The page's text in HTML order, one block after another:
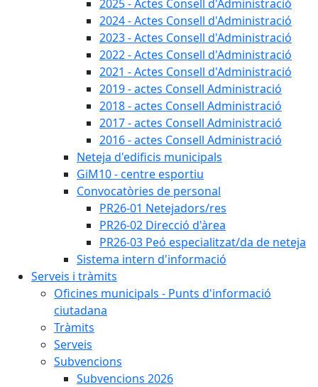
2025 - Actes Consell d'Administració
2024 - Actes Consell d'Administració
2023 - Actes Consell d'Administració
2022 - Actes Consell d'Administració
2021 - Actes Consell d'Administració
2019 - actes Consell Administració
2018 - actes Consell Administració
2017 - actes Consell Administració
2016 - actes Consell Administració
Neteja d'edificis municipals
GiM10 - centre esportiu
Convocatòries de personal
PR26-01 Netejadors/res
PR26-02 Direcció d'àrea
PR26-03 Peó especialitzat/da de neteja
Sistema intern d'informació
Serveis i tràmits
Oficines municipals - Punts d'informació
ciutadana
Tràmits
Serveis
Subvencions
Subvencions 2026